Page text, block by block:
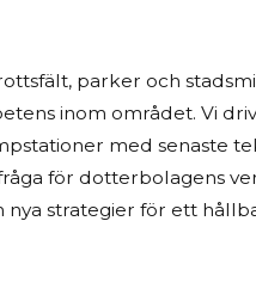
parker och
inom området. Vi
med senaste
för dotterbolagens
strategier för ett